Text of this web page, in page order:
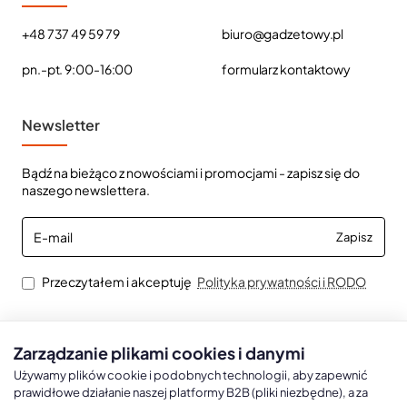
+48 737 49 59 79
pn.-pt. 9:00-16:00
biuro@gadzetowy.pl
formularz kontaktowy
Newsletter
Bądź na bieżąco z nowościami i promocjami - zapisz się do
naszego newslettera.
E-
mail
Zapisz
Przeczytałem i akceptuję Polityka prywatności i RODO
Kalendarze Ścienne
Zarządzanie plikami cookies i danymi
Używamy plików cookie i podobnych technologii, aby zapewnić
prawidłowe działanie naszej platformy B2B (pliki niezbędne), a za